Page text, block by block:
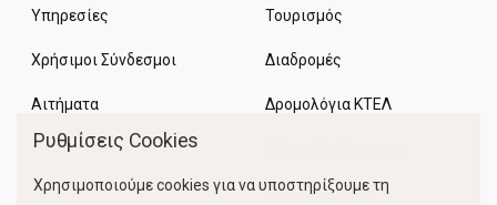
Υπηρεσίες
Χρήσιμοι Σύνδεσμοι
Αιτήματα
Τουρισμός
Διαδρομές
Δρομολόγια ΚΤΕΛ
Κίνηση Λιμένος
Ρυθμίσεις Cookies
Χρησιμοποιούμε cookies για να υποστηρίξουμε τη